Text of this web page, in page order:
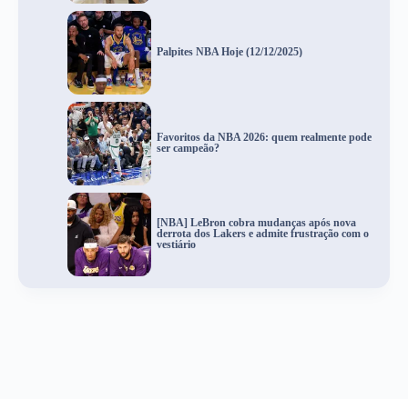
Palpites NBA Hoje (12/12/2025)
Favoritos da NBA 2026: quem realmente pode
ser campeão?
[NBA] LeBron cobra mudanças após nova
derrota dos Lakers e admite frustração com o
vestiário